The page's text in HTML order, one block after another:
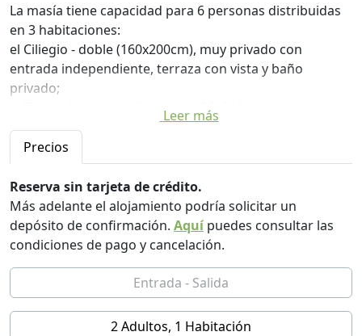
La masía tiene capacidad para 6 personas distribuidas
en 3 habitaciones:
el Ciliegio - doble (160x200cm), muy privado con
entrada independiente, terraza con vista y baño
privado;
la Tiglio - 2 camas individuales (90x200cm) o camas
unidas en una cama doble king size (180x200cm);
El Cipresso dispone de 2 camas individuales (80x190cm)
o camas unidas formando una cama de matrimonio
(160x190).
Los dos últimos dormitorios tienen baño compartido.
En la planta baja, el cómodo salón, el estudio, la amplia
y práctica cocina y un baño de servicio dan al jardín.
Todo está rodeado de vegetación, rodeado por un
jardín vallado de 2.000 m2 donde hay un rico huerto y
una pérgola bajo la cual se coloca una mesa de
Leer más
Precios
Reserva sin tarjeta de crédito.
Más adelante el alojamiento podría solicitar un
depósito de confirmación. Aquípuedes consultar las
condiciones de pago y cancelación.
2 Adultos, 1 Habitación